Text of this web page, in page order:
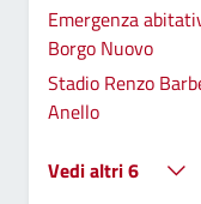
Emergenza
Borgo Nuovo
Stadio Renzo
Anello
Vedi altri 6